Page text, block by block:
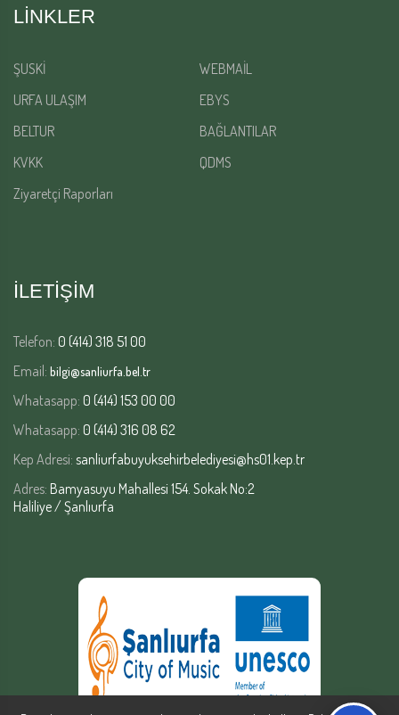
LINKLER
ŞUSKİ
WEBMAİL
URFA ULAŞIM
EBYS
BELTUR
BAĞLANTILAR
KVKK
QDMS
Ziyaretçi Raporları
İLETİŞİM
Telefon: 0 (414) 318 51 00
Email: bilgi@sanliurfa.bel.tr
Whatasapp: 0 (414) 153 00 00
Whatasapp: 0 (414) 316 08 62
Kep Adresi: sanliurfabuyuksehirbelediyesi@hs01.kep.tr
Adres: Bamyasuyu Mahallesi 154. Sokak No:2
Haliliye / Şanlıurfa